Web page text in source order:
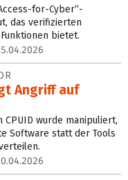
for-Cyber“-
das verifizierten
bietet.
Angriff auf
wurde manipuliert,
Software statt der Tools